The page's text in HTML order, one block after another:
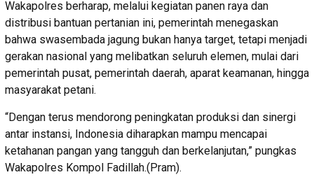
Wakapolres berharap, melalui kegiatan panen raya dan
distribusi bantuan pertanian ini, pemerintah menegaskan
bahwa swasembada jagung bukan hanya target, tetapi menjadi
gerakan nasional yang melibatkan seluruh elemen, mulai dari
pemerintah pusat, pemerintah daerah, aparat keamanan, hingga
masyarakat petani.
“Dengan terus mendorong peningkatan produksi dan sinergi
antar instansi, Indonesia diharapkan mampu mencapai
ketahanan pangan yang tangguh dan berkelanjutan,” pungkas
Wakapolres Kompol Fadillah.(Pram).